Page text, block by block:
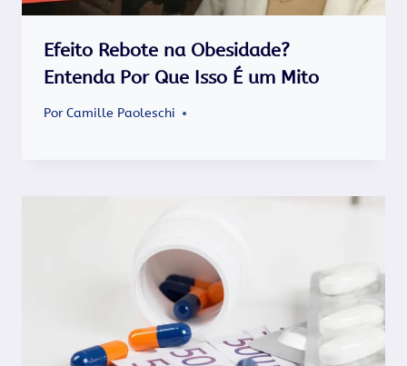
Efeito Rebote na Obesidade?
Entenda Por Que Isso É um Mito
PorCamille Paoleschi